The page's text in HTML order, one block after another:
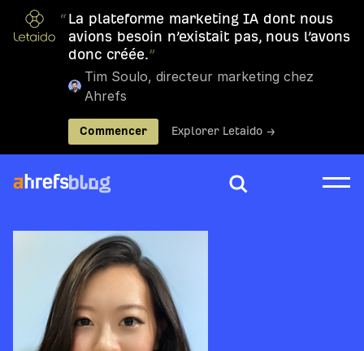
“ La plateforme marketing IA dont nous
avions besoin n’existait pas, nous l’avons
donc créée.”
Tim Soulo, directeur marketing chez
Ahrefs
Commencer Explorer Letaido →